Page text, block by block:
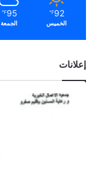
92
℉
الخميس
95
℉
الجمعة
إعلانات